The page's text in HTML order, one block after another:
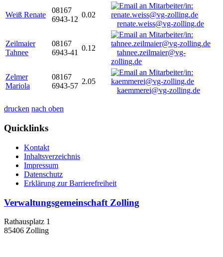
Weiß Renate
08167
6943-12
0.02
renate.weiss@vg-zolling.de
Zeilmaier
Tahnee
08167
6943-41
0.12
tahnee.zeilmaier@vg-
zolling.de
Zelmer
Mariola
08167
6943-57
2.05
kaemmerei@vg-zolling.de
drucken nach oben
Quicklinks
Kontakt
Inhaltsverzeichnis
Impressum
Datenschutz
Erklärung zur Barrierefreiheit
Verwaltungsgemeinschaft Zolling
Rathausplatz 1
85406 Zolling